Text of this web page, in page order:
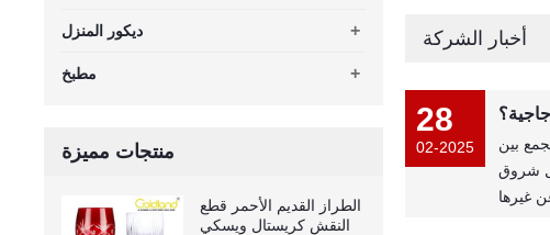
أخبار الشركة
28
02-2025
بين
شروق
+ ديكور المنزل
+ مطبخ
منتجات مميزة
الطراز القديم الأحمر قطع
النقش كريستال ويسكي